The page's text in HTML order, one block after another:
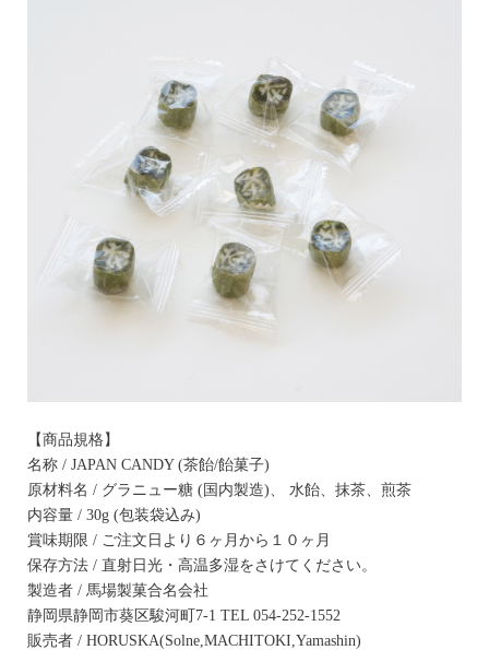
【商品規格】
名称 / JAPAN CANDY (茶飴/飴菓子)
原材料名 / グラニュー糖 (国内製造)、 水飴、抹茶、煎茶
内容量 / 30g (包装袋込み)
賞味期限 / ご注文日より６ヶ月から１０ヶ月
保存方法 / 直射日光・高温多湿をさけてください。
製造者 / 馬場製菓合名会社
静岡県静岡市葵区駿河町7-1 TEL 054-252-1552
販売者 / HORUSKA(Solne,MACHITOKI,Yamashin)